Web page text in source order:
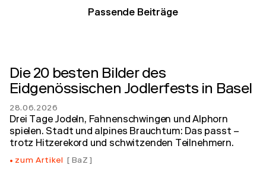
Passende Beiträge
Die 20 besten Bilder des
Eidgenössischen Jodlerfests in Basel
28.06.2026
Drei Tage Jodeln, Fahnenschwingen und Alphorn
spielen. Stadt und alpines Brauchtum: Das passt –
trotz Hitzerekord und schwitzenden Teilnehmern.
zum Artikel BaZ